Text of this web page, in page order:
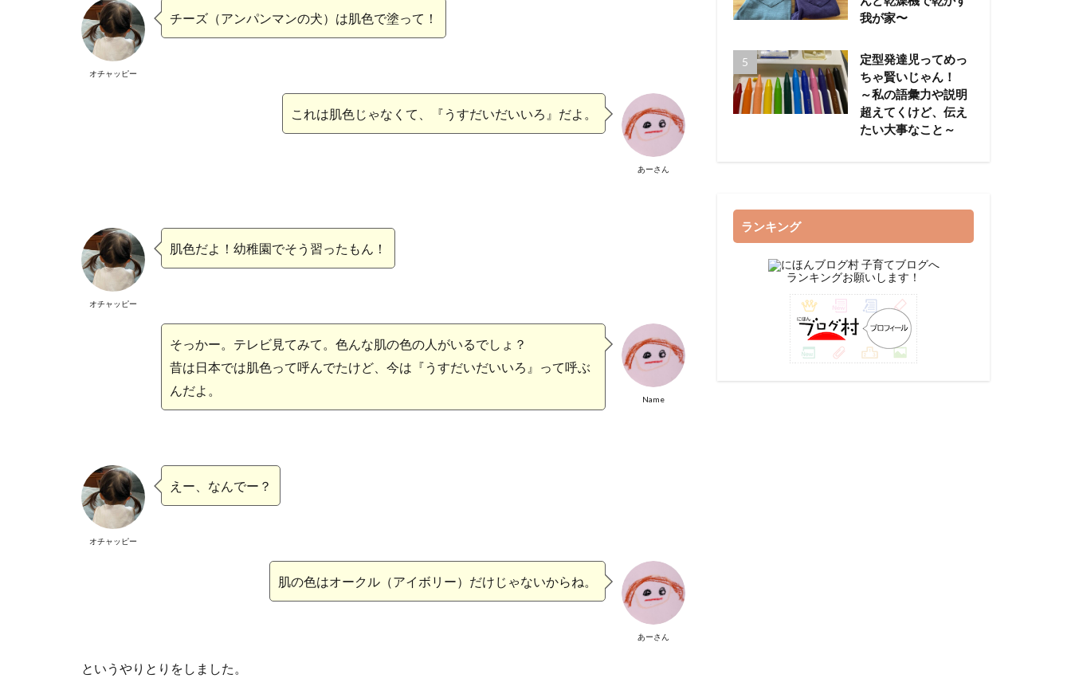
オチャッピー
チーズ（アンパンマンの犬）は肌色で塗って！
あーさん
これは肌色じゃなくて、『うすだいだいいろ』だよ。
オチャッピー
肌色だよ！幼稚園でそう習ったもん！
Name
そっかー。テレビ見てみて。色んな肌の色の人がいるでしょ？
昔は日本では肌色って呼んでたけど、今は『うすだいだいいろ』って呼ぶ
んだよ。
オチャッピー
えー、なんでー？
あーさん
肌の色はオークル（アイボリー）だけじゃないからね。
というやりとりをしました。
我が家〜
定型発達児ってめっ
ちゃ賢いじゃん！
～私の語彙力や説明
超えてくけど、伝え
たい大事なこと～
ランキング
ランキングお願いします！